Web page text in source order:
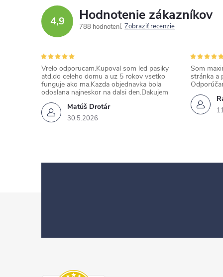
4,9 Hodnotenie zákazníkov
788 hodnotení Zobraziť recenzie
Matúš Drotár
30.5.2026
Vrelo odporucam.Kupoval som led pasiky
atd.do celeho domu a uz 5 rokov vsetko
funguje ako ma.Kazda objednavka bola
odoslana najneskor na dalsi den.Dakujem
Som
stránka a